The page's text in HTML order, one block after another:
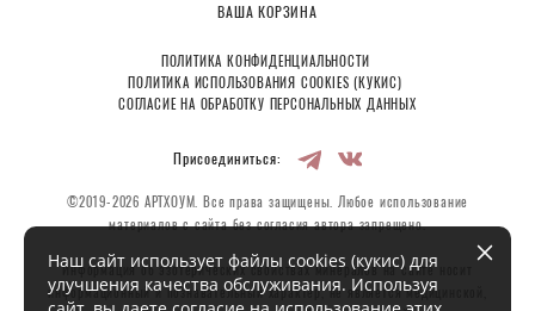
ВАША КОРЗИНА
ПОЛИТИКА КОНФИДЕНЦИАЛЬНОСТИ
ПОЛИТИКА ИСПОЛЬЗОВАНИЯ COOKIES (КУКИС)
СОГЛАСИЕ НА ОБРАБОТКУ ПЕРСОНАЛЬНЫХ ДАННЫХ
Присоединиться:
©2019-2026 АРТХОУМ. Все права защищены. Любое использование
материалов с сайта без согласия автора запрещено.
Информация об эзотерических свойствах минералов на сайте носит
информационный и познавательный характер, не является медицинской,
Наш сайт использует файлы cookies (кукис) для
улучшения качества обслуживания. Используя